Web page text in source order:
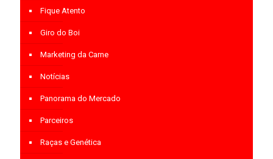
Fique Atento
Giro do Boi
Marketing da Carne
Notícias
Panorama do Mercado
Parceiros
Raças e Genética